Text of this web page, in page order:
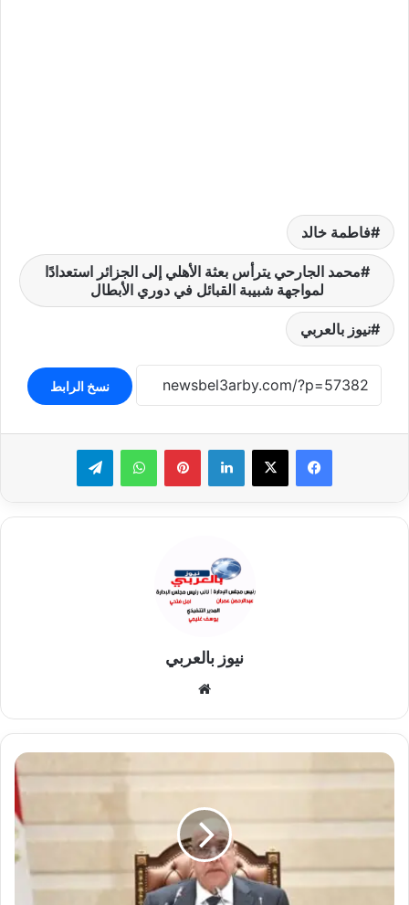
فاطمة خالد
محمد الجارحي يترأس بعثة الأهلي إلى الجزائر استعدادًا
لمواجهة شبيبة القبائل في دوري الأبطال
نيوز بالعربي
نسخ الرابط
لينكدإن بينتيريستواتساب تيلقرام
نيوز بالعربي
مجلس
منحة
لتأهيل